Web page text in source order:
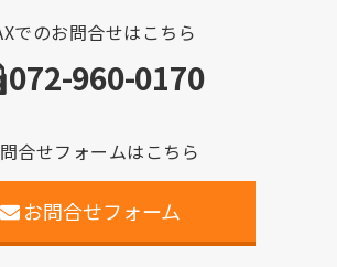
でのお問合せはこちら
072-960-0170
合せフォームはこちら
お問合せフォーム